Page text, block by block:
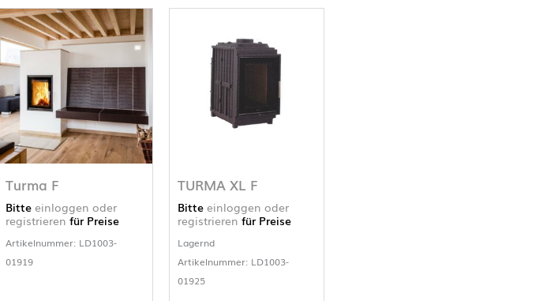
Turma F
Bitte einloggen oder
registrieren für Preise
Artikelnummer: LD1003-
01919
TURMA XL F
Bitte einloggen oder
registrieren für Preise
Lagernd
Artikelnummer: LD1003-
01925